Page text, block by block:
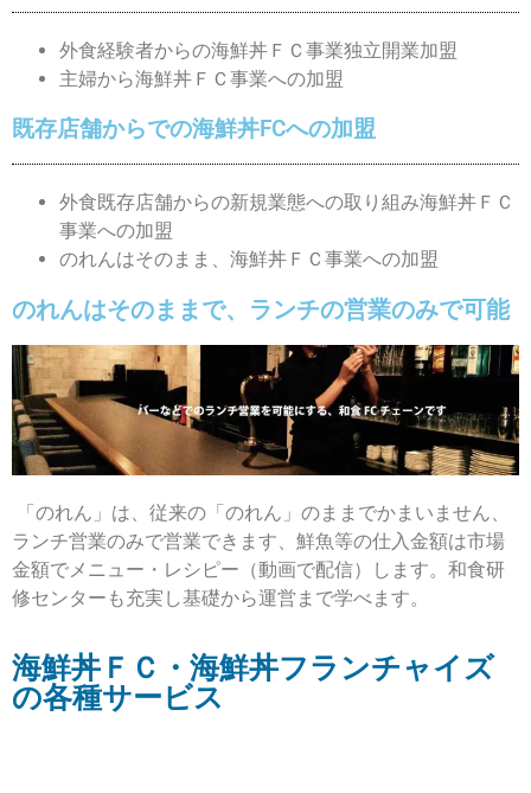
外食経験者からの海鮮丼ＦＣ事業独立開業加盟
主婦から海鮮丼ＦＣ事業への加盟
既存店舗からでの海鮮丼FCへの加盟
外食既存店舗からの新規業態への取り組み海鮮丼ＦＣ
事業への加盟
のれんはそのまま、海鮮丼ＦＣ事業への加盟
のれんはそのままで、ランチの営業のみで可能
「のれん」は、従来の「のれん」のままでかまいません、
ランチ営業のみで営業できます、鮮魚等の仕入金額は市場
金額でメニュー・レシピー（動画で配信）します。和食研
修センターも充実し基礎から運営まで学べます。
海鮮丼ＦＣ・海鮮丼フランチャイズ
の各種サービス